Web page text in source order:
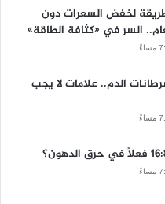
لخفض السعرات دون
السر في «كثافة الطاقة»
الدم.. علامات لا يجب